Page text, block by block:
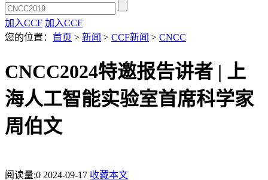
加入CCF 加入CCF
您的位置： 首页 > 新闻 > CCF新闻 > CNCC
CNCC2024特邀报告讲者 | 上
海人工智能实验室首席科学家
周伯文
阅读量:0 2024-09-17 收藏本文